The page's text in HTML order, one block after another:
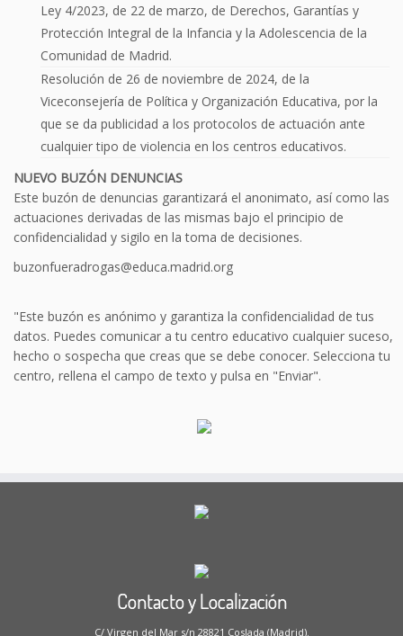
Ley 4/2023, de 22 de marzo, de Derechos, Garantías y
Protección Integral de la Infancia y la Adolescencia de la
Comunidad de Madrid.
Resolución de 26 de noviembre de 2024, de la
Viceconsejería de Política y Organización Educativa, por la
que se da publicidad a los protocolos de actuación ante
cualquier tipo de violencia en los centros educativos.
NUEVO BUZÓN DENUNCIAS
Este buzón de denuncias garantizará el anonimato, así como las
actuaciones derivadas de las mismas bajo el principio de
confidencialidad y sigilo en la toma de decisiones.
buzonfueradrogas@educa.madrid.org
"Este buzón es anónimo y garantiza la confidencialidad de tus
datos. Puedes comunicar a tu centro educativo cualquier suceso,
hecho o sospecha que creas que se debe conocer. Selecciona tu
centro, rellena el campo de texto y pulsa en "Enviar".
Contacto y Localización
C/ Virgen del Mar s/n 28821 Coslada (Madrid).